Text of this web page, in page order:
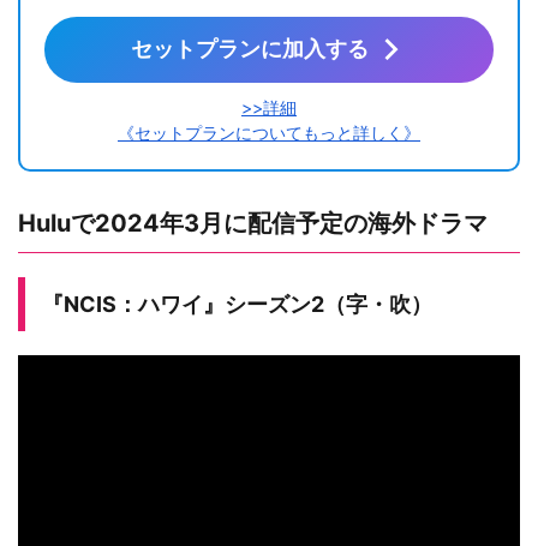
セットプランに加入する
>>詳細
《セットプランについてもっと詳しく》
Huluで2024年3月に配信予定の海外ドラマ
『NCIS：ハワイ』シーズン2（字・吹）